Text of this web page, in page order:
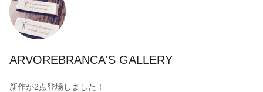
ARVOREBRANCA'S GALLERY
新作が2点登場しました！